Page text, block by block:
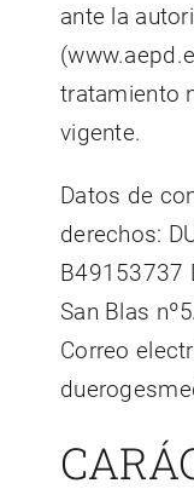
ante la
tratamiento
vigente.
Datos de
derechos:
B49153737
San Blas
Correo